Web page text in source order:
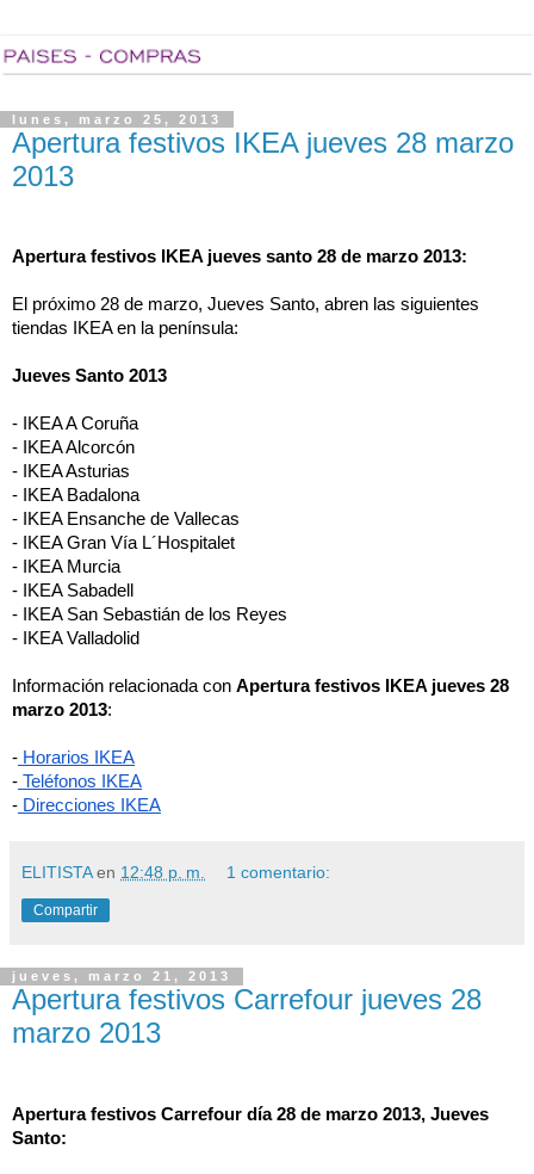
lunes, marzo 25, 2013
Apertura festivos IKEA jueves 28 marzo
2013
Apertura festivos IKEA jueves santo 28 de marzo 2013:
El próximo 28 de marzo, Jueves Santo, abren las siguientes
tiendas IKEA en la península:
Jueves Santo 2013
- IKEA A Coruña
- IKEA Alcorcón
- IKEA Asturias
- IKEA Badalona
- IKEA Ensanche de Vallecas
- IKEA Gran Vía L´Hospitalet
- IKEA Murcia
- IKEA Sabadell
- IKEA San Sebastián de los Reyes
- IKEA Valladolid
Información relacionada con Apertura festivos IKEA jueves 28
marzo 2013:
- Horarios IKEA
- Teléfonos IKEA
- Direcciones IKEA
ELITISTA en 12:48 p. m. 1 comentario:
Compartir
jueves, marzo 21, 2013
Apertura festivos Carrefour jueves 28
marzo 2013
Apertura festivos Carrefour día 28 de marzo 2013, Jueves
Santo: